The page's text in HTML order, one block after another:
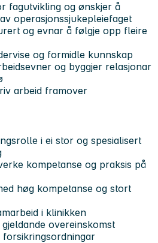
fagutvikling og ønskjer å
operasjonssjukepleiefaget
og evnar å følgje opp fleire
og formidle kunnskap
og byggjer relasjonar
arbeid framover
i ei stor og spesialisert
kompetanse og praksis på
høg kompetanse og stort
i klinikken
overeinskomst
forsikringsordningar